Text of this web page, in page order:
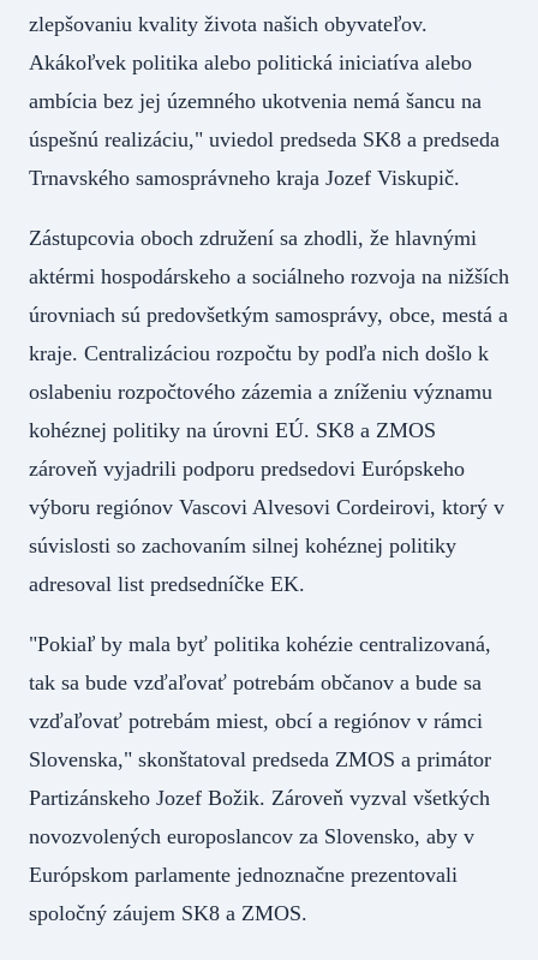
zlepšovaniu kvality života našich obyvateľov.
Akákoľvek politika alebo politická iniciatíva alebo
ambícia bez jej územného ukotvenia nemá šancu na
úspešnú realizáciu," uviedol predseda SK8 a predseda
Trnavského samosprávneho kraja Jozef Viskupič.
Zástupcovia oboch združení sa zhodli, že hlavnými
aktérmi hospodárskeho a sociálneho rozvoja na nižších
úrovniach sú predovšetkým samosprávy, obce, mestá a
kraje. Centralizáciou rozpočtu by podľa nich došlo k
oslabeniu rozpočtového zázemia a zníženiu významu
kohéznej politiky na úrovni EÚ. SK8 a ZMOS
zároveň vyjadrili podporu predsedovi Európskeho
výboru regiónov Vascovi Alvesovi Cordeirovi, ktorý v
súvislosti so zachovaním silnej kohéznej politiky
adresoval list predsedníčke EK.
"Pokiaľ by mala byť politika kohézie centralizovaná,
tak sa bude vzďaľovať potrebám občanov a bude sa
vzďaľovať potrebám miest, obcí a regiónov v rámci
Slovenska," skonštatoval predseda ZMOS a primátor
Partizánskeho Jozef Božik. Zároveň vyzval všetkých
novozvolených europoslancov za Slovensko, aby v
Európskom parlamente jednoznačne prezentovali
spoločný záujem SK8 a ZMOS.